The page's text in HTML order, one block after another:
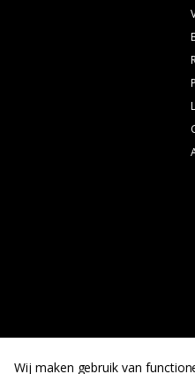
Wij maken gebruik van